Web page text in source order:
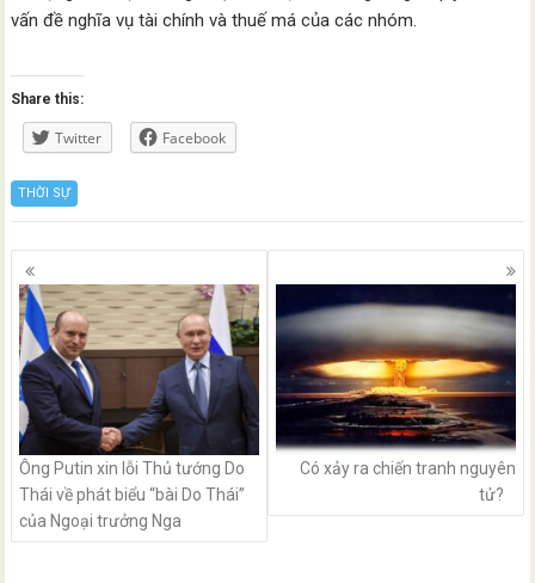
vấn đề nghĩa vụ tài chính và thuế má của các nhóm.
Share this:
Twitter Facebook
THỜI SỰ
Posts
navigation
Ông Putin xin lỗi Thủ tướng Do
Thái về phát biểu “bài Do Thái”
của Ngoại trưởng Nga
Có xảy ra chiến tranh nguyên
tử?